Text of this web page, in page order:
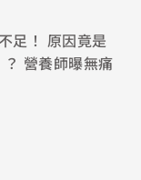
足！ 原因竟是
？ 營養師曝無痛